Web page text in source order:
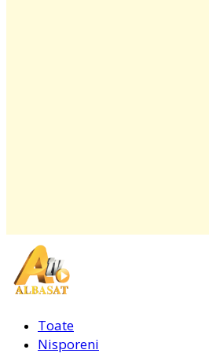
Facebook
Instagram
Youtube
Toate
Nisporeni